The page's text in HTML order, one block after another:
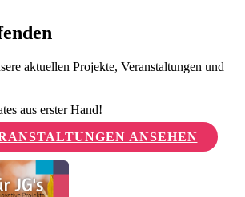
aktuellen Projekte, Veranstaltungen und
aus erster Hand!
ANSEHEN